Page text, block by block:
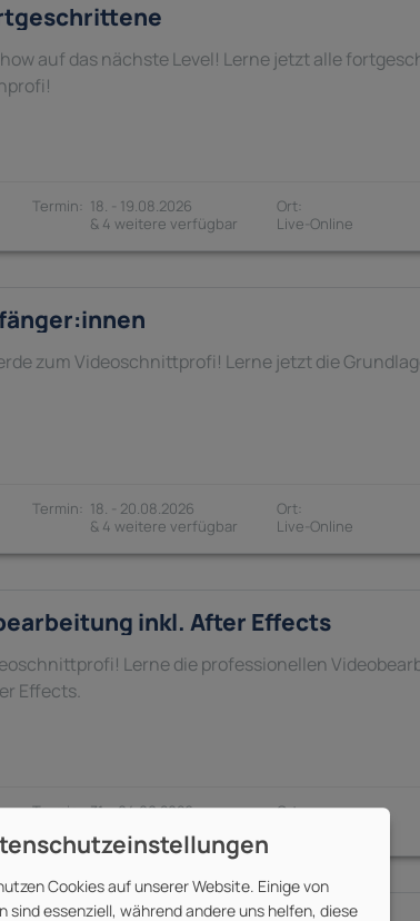
auf das nächste Level! Lerne jetzt alle
18. - 19.08.2026
& 4 weitere verfügbar
zum Videoschnittprofi! Lerne jetzt die
18. - 20.08.2026
& 4 weitere verfügbar
inkl. After Effects
Lerne die professionellen
Effects.
31. - 04.09.2026
Cookies auf unserer Website. Einige von
sind essenziell, während andere uns helfen, diese